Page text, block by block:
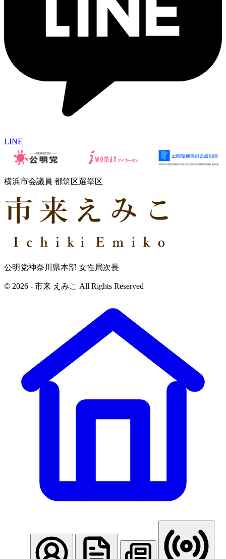
LINE
横浜市会議員 都筑区選挙区
公明党神奈川県本部 女性局次長
© 2026 - 市来 えみこ All Rights Reserved